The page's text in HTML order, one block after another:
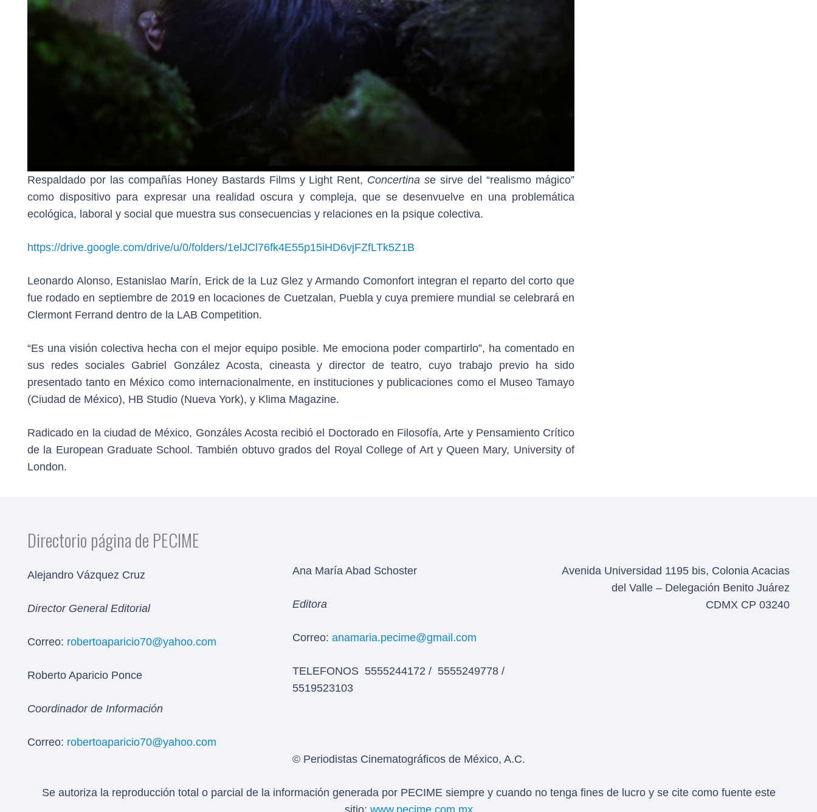
Respaldado por las compañías Honey Bastards Films y Light Rent, Concertina se sirve del “realismo mágico”
como dispositivo para expresar una realidad oscura y compleja, que se desenvuelve en una problemática
ecológica, laboral y social que muestra sus consecuencias y relaciones en la psique colectiva.
https://drive.google.com/drive/u/0/folders/1elJCl76fk4E55p15iHD6vjFZfLTk5Z1B
Leonardo Alonso, Estanislao Marín, Erick de la Luz Glez y Armando Comonfort integran el reparto del corto que
fue rodado en septiembre de 2019 en locaciones de Cuetzalan, Puebla y cuya premiere mundial se celebrará en
Clermont Ferrand dentro de la LAB Competition.
“Es una visión colectiva hecha con el mejor equipo posible. Me emociona poder compartirlo”, ha comentado en
sus redes sociales Gabriel González Acosta, cineasta y director de teatro, cuyo trabajo previo ha sido
presentado tanto en México como internacionalmente, en instituciones y publicaciones como el Museo Tamayo
(Ciudad de México), HB Studio (Nueva York), y Klima Magazine.
Radicado en la ciudad de México, Gonzáles Acosta recibió el Doctorado en Filosofía, Arte y Pensamiento Crítico
de la European Graduate School. También obtuvo grados del Royal College of Art y Queen Mary, University of
London.
Directorio página de PECIME
Alejandro Vázquez Cruz
Director General Editorial
Correo: robertoaparicio70@yahoo.com
Roberto Aparicio Ponce
Coordinador de Información
Correo: robertoaparicio70@yahoo.com
Ana María Abad Schoster
Editora
Correo: anamaria.pecime@gmail.com
TELEFONOS 5555244172 / 5555249778 /
5519523103
Avenida Universidad 1195 bis, Colonia Acacias
del Valle – Delegación Benito Juárez
CDMX CP 03240
© Periodistas Cinematográficos de México, A.C.
Se autoriza la reproducción total o parcial de la información generada por PECIME siempre y cuando no tenga fines de lucro y se cite como fuente este
sitio: www.pecime.com.mx